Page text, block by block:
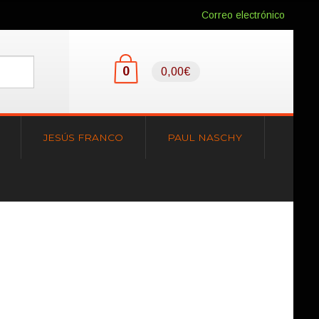
Correo electrónico
0 0,00€
JESÚS FRANCO PAUL NASCHY